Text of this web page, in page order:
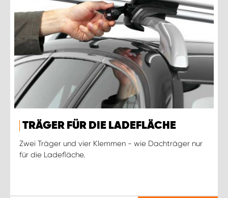
TRÄGER FÜR DIE LADEFLÄCHE
Zwei Träger und vier Klemmen - wie Dachträger nur
für die Ladefläche.